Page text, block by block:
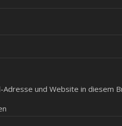
Adresse und Website in diesem